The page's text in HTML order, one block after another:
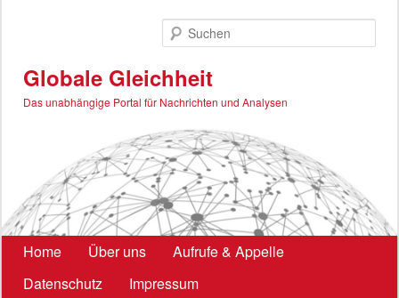
Globale Gleichheit
Das unabhängige Portal für Nachrichten und Analysen
Hauptmenü
Home Über uns
Aufrufe & Appelle
Datenschutz
Impressum